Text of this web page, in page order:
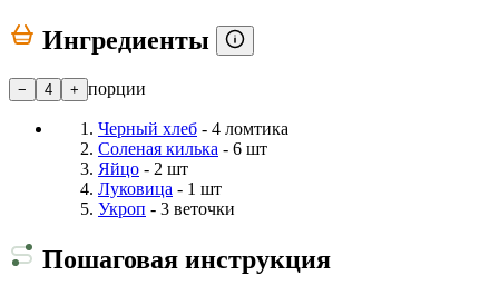
Ингредиенты
− 4 + порции
Черный хлеб - 4 ломтика
Соленая килька - 6 шт
Яйцо - 2 шт
Луковица - 1 шт
Укроп - 3 веточки
Пошаговая инструкция